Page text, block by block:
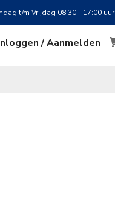
t/m Vrijdag 08:30 - 17:00 uur
/ Aanmelden